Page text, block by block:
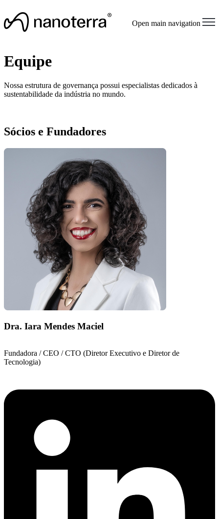
Open main navigation
Equipe
Nossa estrutura de governança possui especialistas dedicados à
sustentabilidade da indústria no mundo.
Sócios e Fundadores
Dra. Iara Mendes Maciel
Fundadora / CEO / CTO (Diretor Executivo e Diretor de
Tecnologia)